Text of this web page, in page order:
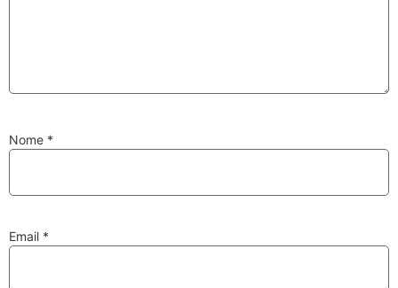
Nome *
Email *